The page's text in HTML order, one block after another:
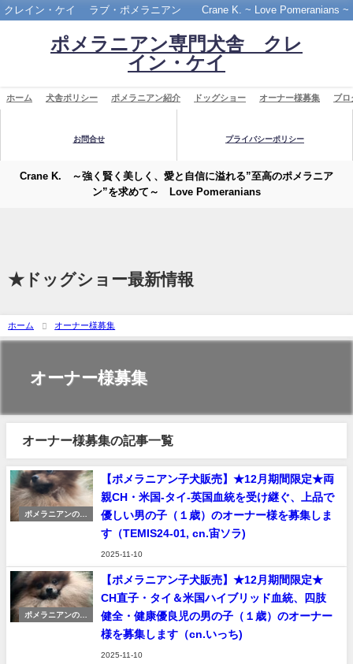
クレイン・ケイ ラブ・ポメラニアン Crane K. ~ Love Pomeranians ~
ポメラニアン専門犬舎 クレ
イン・ケイ
ホーム 犬舎ポリシー ポメラニアン紹介 ドッグショー オーナー様募集 ブロ
お問合せ プライバシーポリシー
Crane K. ～強く賢く美しく、愛と自信に溢れる”至高のポメラニア
ン”を求めて～ Love Pomeranians
★ドッグショー最新情報
ホーム オーナー様募集
オーナー様募集
オーナー様募集の記事一覧
ポメラニアンの販
【ポメラニアン子犬販売】★12月期間限定★両
親CH・米国-タイ-英国血統を受け継ぐ、上品で
優しい男の子（１歳）のオーナー様を募集しま
す（TEMIS24-01, cn.宙ソラ)
2025-11-10
ポメラニアンの販
【ポメラニアン子犬販売】★12月期間限定★
CH直子・タイ＆米国ハイブリッド血統、四肢
健全・健康優良児の男の子（１歳）のオーナー
様を募集します（cn.いっち)
2025-11-10